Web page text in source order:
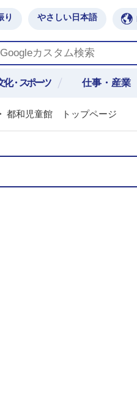
り やさしい日本語
化・スポーツ 仕事・産業
都和児童館 トップページ